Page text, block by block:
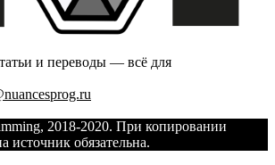
и переводы — всё для
2018-2020. При копировании
источник обязательна.